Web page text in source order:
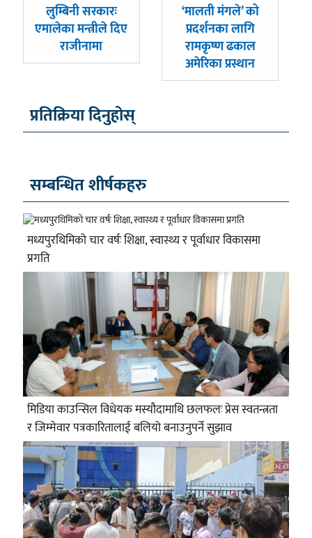
पछिल्लाे
-
लुम्बिनी सरकारः
एमालेका मन्त्रीले दिए
राजीनामा
अघिल्लाे
‘मालती मंगले’ को
प्रदर्शनका लागि
रामकृष्ण ढकाल
अमेरिका प्रस्थान
प्रतिक्रिया दिनुहोस्
सम्बन्धित शीर्षकहरु
मध्यपुरथिमिको चार वर्षः शिक्षा, स्वास्थ्य र पूर्वाधार विकासमा
प्रगति
मिडिया काउन्सिल विधेयक मस्यौदामाथि छलफलः प्रेस स्वतन्त्रता
र जिम्मेवार पत्रकारितालाई बलियो बनाउनुपर्ने सुझाव